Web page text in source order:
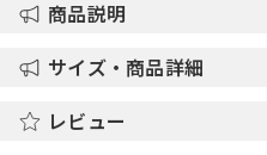
商品説明
サイズ・商品詳細
レビュー